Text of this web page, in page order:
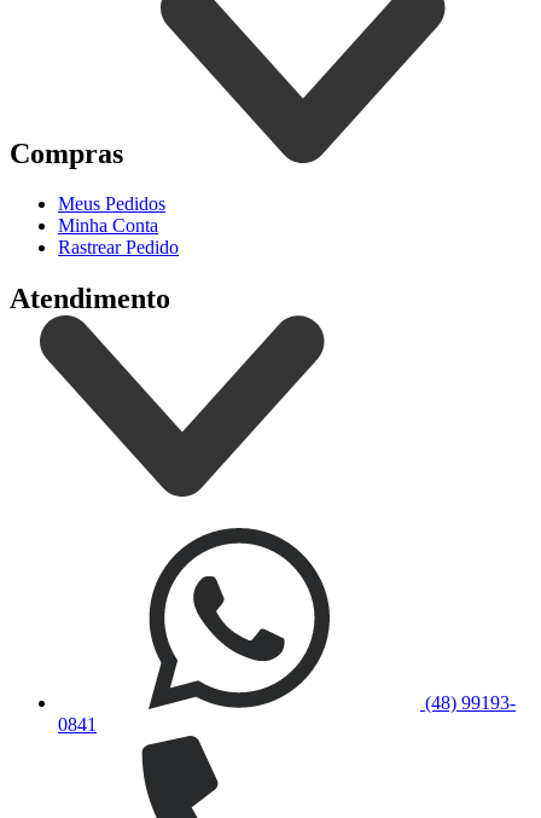
Compras
Meus Pedidos
Minha Conta
Rastrear Pedido
Atendimento
(48) 99193-
0841